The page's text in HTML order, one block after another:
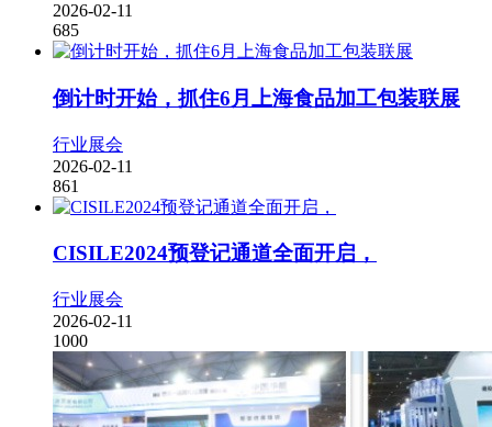
2026-02-11
685
倒计时开始，抓住6月上海食品加工包装联展
行业展会
2026-02-11
861
CISILE2024预登记通道全面开启，
行业展会
2026-02-11
1000